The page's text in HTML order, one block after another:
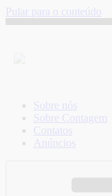
Pular para o conteúdo
Sobre nós
Sobre Contagem
Contatos
Anúncios